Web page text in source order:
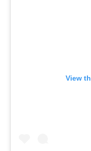
View